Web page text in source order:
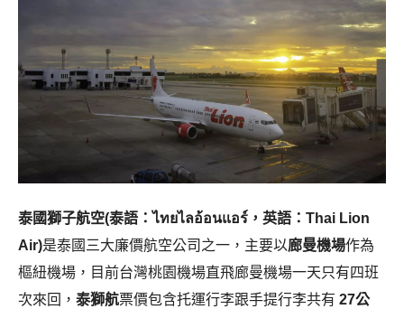
泰國獅子航空(泰語：ไทยไลอ้อนแอร์，英語：Thai Lion
Air)是泰國三大廉價航空公司之一，主要以廊曼機場作為
樞紐機場，目前台灣桃園機場直飛廊曼機場一天只有四班
次來回， 泰獅航票價包含托運行李跟手提行李共有 27公